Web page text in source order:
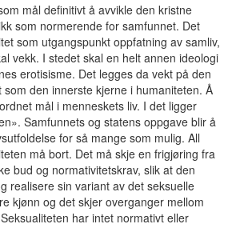
mål definitivt å avvikle den kristne
som normerende for samfunnet. Det
som utgangspunkt oppfatning av samliv,
vekk. I stedet skal en helt annen ideologi
erotisisme. Det legges da vekt på den
som den innerste kjerne i humaniteten. Å
mål i menneskets liv. I det ligger
Samfunnets og statens oppgave blir å
for så mange som mulig. All
må bort. Det må skje en frigjøring fra
bud og normativitetskrav, slik at den
realisere sin variant av det seksuelle
kjønn og det skjer overganger mellom
har intet normativt eller